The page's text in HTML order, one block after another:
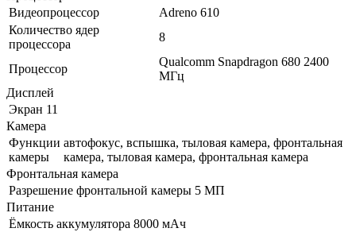
Видеопроцессор
Adreno 610
Количество ядер
процессора
8
Процессор
Qualcomm Snapdragon 680 2400
МГц
Дисплей
Экран 11
Камера
Функции
камеры
автофокус, вспышка, тыловая камера, фронтальная
камера, тыловая камера, фронтальная камера
Фронтальная камера
Разрешение фронтальной камеры 5 МП
Питание
Ёмкость аккумулятора 8000 мАч